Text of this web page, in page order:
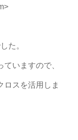
た。
いますので、
ロスを活用しま